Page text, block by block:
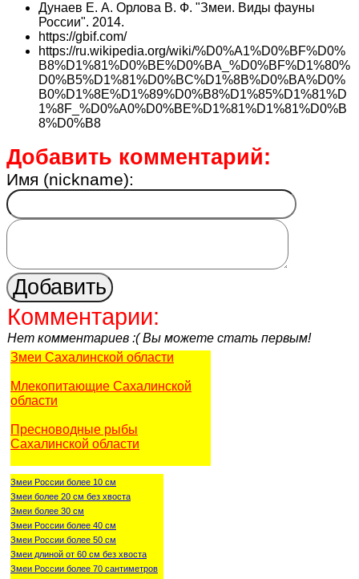
Дунаев Е. А. Орлова В. Ф. "Змеи. Виды фауны
России". 2014.
https://gbif.com/
https://ru.wikipedia.org/wiki/%D0%A1%D0%BF%D0%
B8%D1%81%D0%BE%D0%BA_%D0%BF%D1%80%
D0%B5%D1%81%D0%BC%D1%8B%D0%BA%D0%
B0%D1%8E%D1%89%D0%B8%D1%85%D1%81%D
1%8F_%D0%A0%D0%BE%D1%81%D1%81%D0%B
8%D0%B8
Добавить комментарий:
Имя (nickname):
Комментарии:
Нет комментариев :( Вы можете стать первым!
Змеи Сахалинской области
Млекопитающие Сахалинской
области
Пресноводные рыбы
Сахалинской области
Змеи России более 10 см
Змеи более 20 см без хвоста
Змеи более 30 см
Змеи России более 40 см
Змеи России более 50 см
Змеи длиной от 60 см без хвоста
Змеи России более 70 сантиметров